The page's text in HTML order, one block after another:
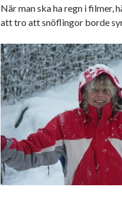
När man ska ha regn i filmer,
att tro att snöflingor borde